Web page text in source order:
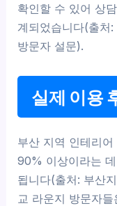
확인할 수 있어 상
계되었습니다(출처
방문자 설문).
실제 이용
부산 지역 인테리
90% 이상이라는
됩니다(출처: 부산
교 라운지 방문자